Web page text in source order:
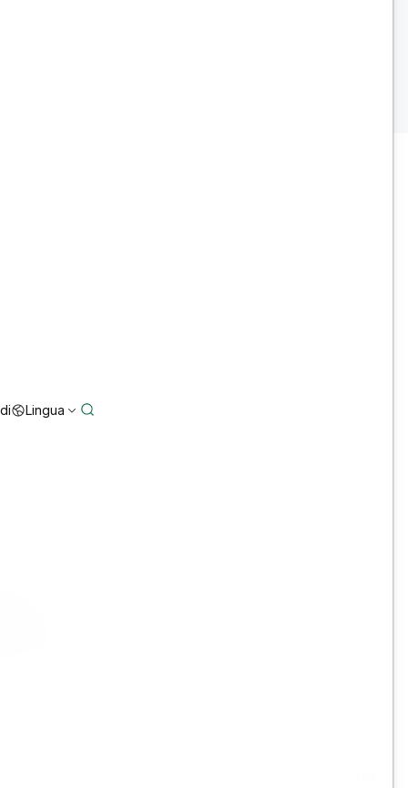
Lingua
Blyncsy.
di superare le sfide derivanti dall'obsolescenza, dai